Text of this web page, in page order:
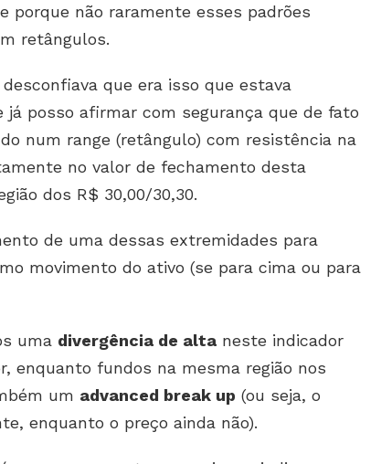
porque não raramente esses padrões
retângulos.
que era isso que estava
já posso afirmar com segurança que de fato
num range (retângulo) com resistência na
no valor de fechamento desta
dos R$ 30,00/30,30.
de uma dessas extremidades para
movimento do ativo (se para cima ou para
uma divergência de alta neste indicador
enquanto fundos na mesma região nos
um advanced break up (ou seja, o
enquanto o preço ainda não).